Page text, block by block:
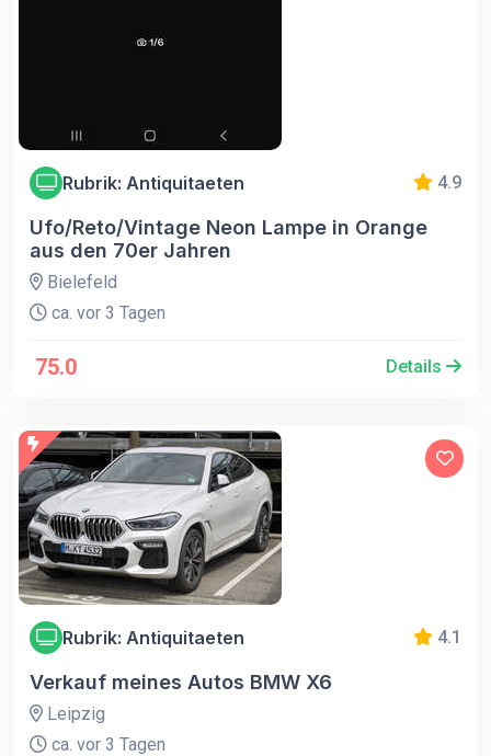
Rubrik: Antiquitaeten 4.9
Ufo/Reto/Vintage Neon Lampe in Orange
aus den 70er Jahren
Bielefeld
ca. vor 3 Tagen
75.0 Details
Rubrik: Antiquitaeten 4.1
Verkauf meines Autos BMW X6
Leipzig
ca. vor 3 Tagen